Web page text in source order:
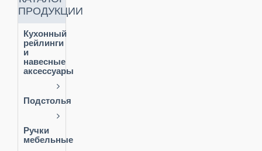
ПРОДУКЦИИ
Кухонный
рейлинги
и
навесные
аксессуары
Подстолья
Ручки
мебельные